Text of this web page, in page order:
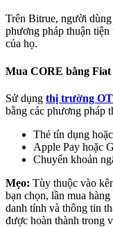
Tìm hiểu về kiếm
Bitrue
AI
Đối tác Bitrue
Trên Bitrue, người
phương pháp thuận
của họ.
Mua CORE bằng
Sử dụng thị trường
bằng các phương pháp
Thẻ tín dụng
Apple Pay hoặc
Chuyển khoản
Mẹo: Tùy thuộc vào
bạn chọn, lần mua
danh tính và thông tin
được hoàn thành trong